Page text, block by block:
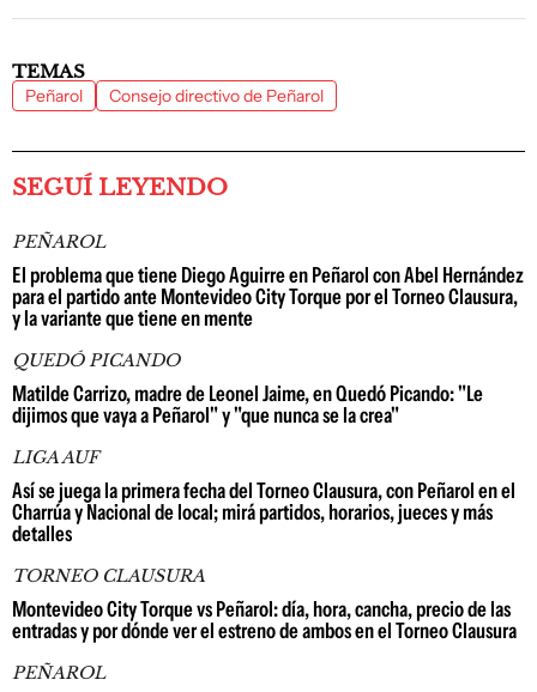
TEMAS
Peñarol Consejo directivo de Peñarol
SEGUÍ LEYENDO
PEÑAROL
El problema que tiene Diego Aguirre en Peñarol con Abel Hernández
para el partido ante Montevideo City Torque por el Torneo Clausura,
y la variante que tiene en mente
QUEDÓ PICANDO
Matilde Carrizo, madre de Leonel Jaime, en Quedó Picando: "Le
dijimos que vaya a Peñarol" y "que nunca se la crea"
LIGA AUF
Así se juega la primera fecha del Torneo Clausura, con Peñarol en el
Charrúa y Nacional de local; mirá partidos, horarios, jueces y más
detalles
TORNEO CLAUSURA
Montevideo City Torque vs Peñarol: día, hora, cancha, precio de las
entradas y por dónde ver el estreno de ambos en el Torneo Clausura
PEÑAROL